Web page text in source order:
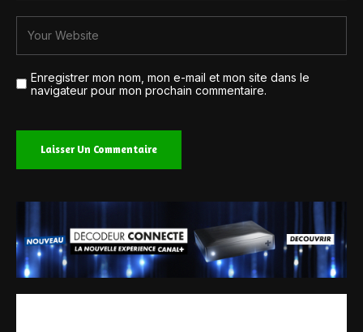
Enregistrer mon nom, mon e-mail et mon site dans le
navigateur pour mon prochain commentaire.